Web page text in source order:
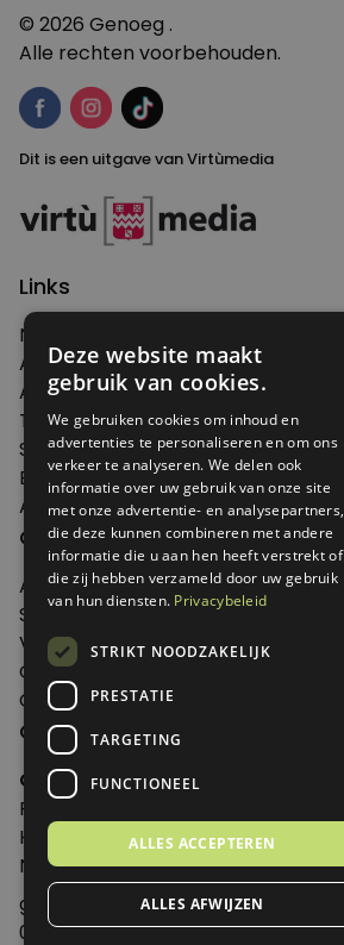
© 2026 Genoeg .
Alle rechten voorbehouden.
Dit is een uitgave van Virtùmedia
Links
Nieuws
Artikelen
Agenda
Thema's
Shop
Edities
Abonneren
Over Genoeg
Adverteren
Samenwerken
Verkooppunten
Over Genoeg
Contact
Contactgegevens
Genoeg
Postbus 595 - 3700 AN Zeist
Huis ter Heideweg 13 - 3705MA Zeist
Nederland
genoeg@spabonneeservice.nl
088-1102091
Deze website maakt
gebruik van cookies.
We gebruiken cookies om inhoud en
advertenties te personaliseren en om ons
verkeer te analyseren. We delen ook
informatie over uw gebruik van onze site
met onze advertentie- en analysepartners,
die deze kunnen combineren met andere
informatie die u aan hen heeft verstrekt of
die zij hebben verzameld door uw gebruik
van hun diensten. Privacybeleid
STRIKT NOODZAKELIJK
PRESTATIE
TARGETING
FUNCTIONEEL
ALLES ACCEPTEREN
ALLES AFWIJZEN